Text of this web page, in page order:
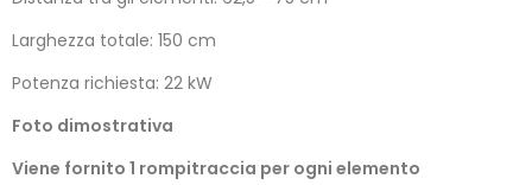
Larghezza totale: 150 cm
Potenza richiesta: 22 kW
Foto dimostrativa
Viene fornito 1 rompitraccia per ogni elemento